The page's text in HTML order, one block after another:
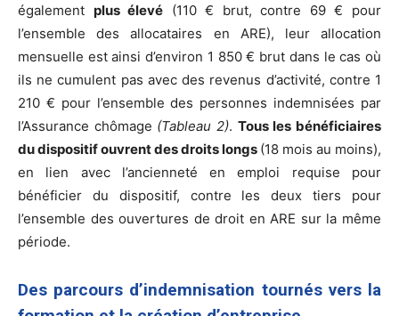
également plus élevé (110 € brut, contre 69 € pour
l’ensemble des allocataires en ARE), leur allocation
mensuelle est ainsi d’environ 1 850 € brut dans le cas où
ils ne cumulent pas avec des revenus d’activité, contre 1
210 € pour l’ensemble des personnes indemnisées par
l’Assurance chômage (Tableau 2). Tous les bénéficiaires
du dispositif ouvrent des droits longs (18 mois au moins),
en lien avec l’ancienneté en emploi requise pour
bénéficier du dispositif, contre les deux tiers pour
l’ensemble des ouvertures de droit en ARE sur la même
période.
Des parcours d’indemnisation tournés vers la